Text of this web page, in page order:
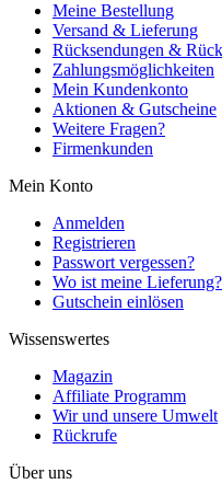
Meine Bestellung
Versand & Lieferung
Rücksendungen &
Zahlungsmöglichkeiten
Mein Kundenkonto
Aktionen & Gutscheine
Weitere Fragen?
Firmenkunden
Mein Konto
Anmelden
Registrieren
Passwort vergessen?
Wo ist meine Lieferung?
Gutschein einlösen
Wissenswertes
Magazin
Affiliate Programm
Wir und unsere Umwelt
Rückrufe
Über uns